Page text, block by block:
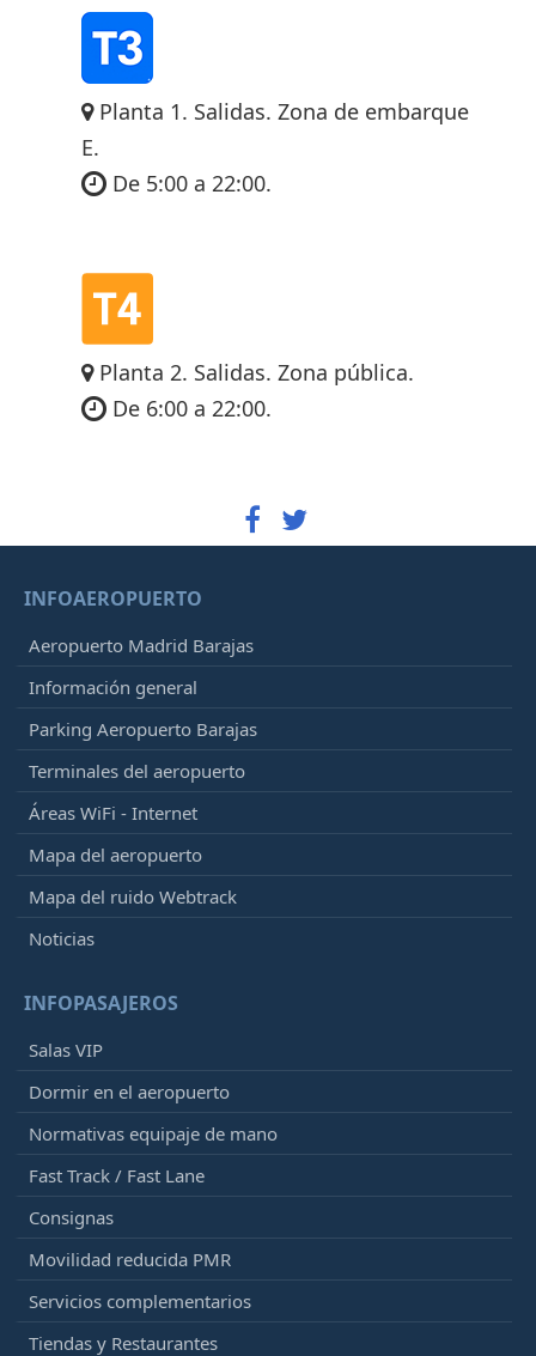
Planta 1. Salidas. Zona de embarque
E.
De 5:00 a 22:00.
Planta 2. Salidas. Zona pública.
De 6:00 a 22:00.
INFOAEROPUERTO
Aeropuerto Madrid Barajas
Información general
Parking Aeropuerto Barajas
Terminales del aeropuerto
Áreas WiFi - Internet
Mapa del aeropuerto
Mapa del ruido Webtrack
Noticias
INFOPASAJEROS
Salas VIP
Dormir en el aeropuerto
Normativas equipaje de mano
Fast Track / Fast Lane
Consignas
Movilidad reducida PMR
Servicios complementarios
Tiendas y Restaurantes